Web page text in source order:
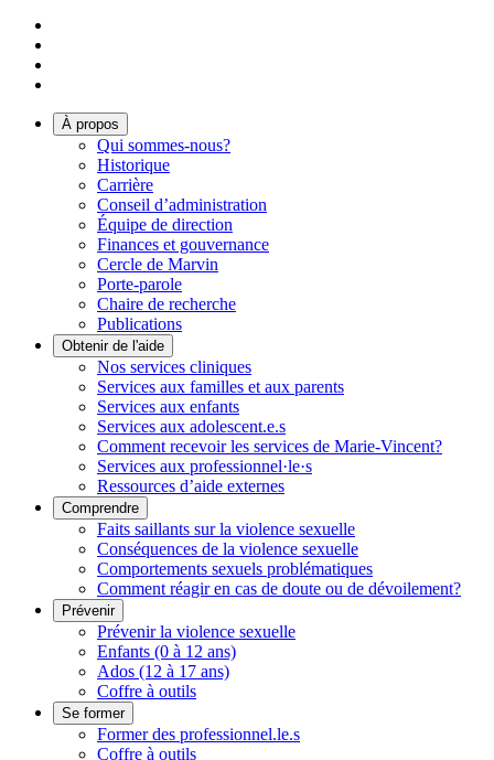
À propos
Qui sommes-nous?
Historique
Carrière
Conseil d’administration
Équipe de direction
Finances et gouvernance
Cercle de Marvin
Porte-parole
Chaire de recherche
Publications
Obtenir de l'aide
Nos services cliniques
Services aux familles et aux parents
Services aux enfants
Services aux adolescent.e.s
Comment recevoir les services de Marie-Vincent?
Services aux professionnel·le·s
Ressources d’aide externes
Comprendre
Faits saillants sur la violence sexuelle
Conséquences de la violence sexuelle
Comportements sexuels problématiques
Comment réagir en cas de doute ou de dévoilement?
Prévenir
Prévenir la violence sexuelle
Enfants (0 à 12 ans)
Ados (12 à 17 ans)
Coffre à outils
Se former
Former des professionnel.le.s
Coffre à outils